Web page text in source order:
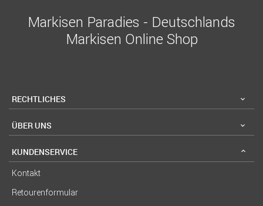
Markisen Paradies - Deutschlands
Markisen Online Shop
RECHTLICHES
ÜBER UNS
KUNDENSERVICE
Kontakt
Retourenformular